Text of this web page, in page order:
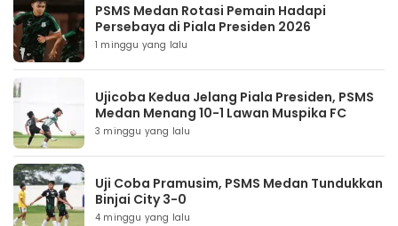
PSMS Medan Rotasi Pemain Hadapi
Persebaya di Piala Presiden 2026
1 minggu yang lalu
Ujicoba Kedua Jelang Piala Presiden, PSMS
Medan Menang 10-1 Lawan Muspika FC
3 minggu yang lalu
Uji Coba Pramusim, PSMS Medan Tundukkan
Binjai City 3-0
4 minggu yang lalu